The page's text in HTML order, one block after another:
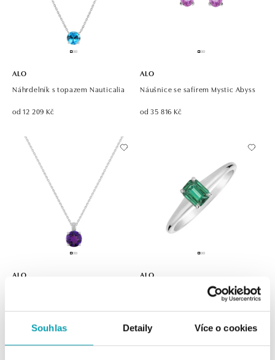
Souhlas Detaily Více o cookies
ALO
Náhrdelník s topazem Nauticalia
od 12 209 Kč
ALO
Náušnice se safírem Mystic Abyss
od 35 816 Kč
ALO
od 13 201 Kč
ALO
Prsten se smaragdem Domante
od 43 427 Kč